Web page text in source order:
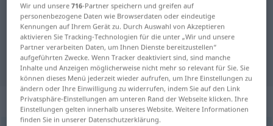
Deutsch-Spanisch Übersetzung für
"Scherz"
"Scherz" Spanisch Übersetzung
„Scherz“: Maskulinum
Wir und unsere716-Partner speichern und greifen auf
personenbezogene Daten wie Browserdaten oder eindeutige
Kennungen auf Ihrem Gerät zu. Durch Auswahl von Akzeptieren
aktivieren Sie Tracking-Technologien für die unter „Wir und unsere
Partner verarbeiten Daten, um Ihnen Dienste bereitzustellen“
aufgeführten Zwecke. Wenn Tracker deaktiviert sind, sind manche
Inhalte und Anzeigen möglicherweise nicht mehr so relevant für Sie. Sie
können dieses Menü jederzeit wieder aufrufen, um Ihre Einstellungen zu
ändern oder Ihre Einwilligung zu widerrufen, indem Sie auf den Link
Privatsphäre-Einstellungen am unteren Rand der Webseite klicken. Ihre
Einstellungen gelten innerhalb unseres Website. Weitere Informationen
finden Sie in unserer Datenschutzerklärung.